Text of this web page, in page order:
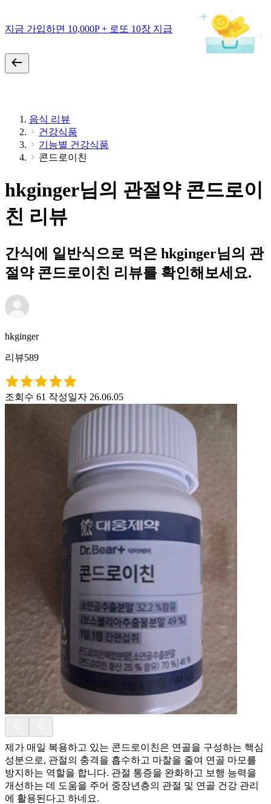
지금 가입하면 10,000P + 로또 10장 지급
음식 리뷰
건강식품
기능별 건강식품
콘드로이친
hkginger님의 관절약 콘드로이
친 리뷰
간식에 일반식으로 먹은 hkginger님의 관
절약 콘드로이친 리뷰를 확인해보세요.
hkginger
리뷰589
조회수 61 작성일자 26.06.05
제가 매일 복용하고 있는 콘드로이친은 연골을 구성하는 핵심
성분으로, 관절의 충격을 흡수하고 마찰을 줄여 연골 마모를
방지하는 역할을 합니다. 관절 통증을 완화하고 보행 능력을
개선하는 데 도움을 주어 중장년층의 관절 및 연골 건강 관리
에 활용된다고 하네요.